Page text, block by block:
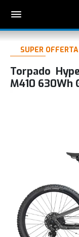
SUPER
Torpado
M410 630Wh